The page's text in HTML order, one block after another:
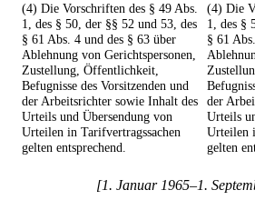
(4) Die Vorschriften des § 49 Abs.
1, des § 50, der §§ 52 und 53, des
§ 61 Abs. 4 und des § 63 über
Ablehnung von Gerichtspersonen,
Zustellung, Öffentlichkeit,
Befugnisse des Vorsitzenden und
der Arbeitsrichter sowie Inhalt des
Urteils und Übersendung von
Urteilen in Tarifvertragssachen
gelten entsprechend.
(4) Die
1, des §
§ 61
der
Urteils
Urteilen
gelten
[1. Januar 1965–1.